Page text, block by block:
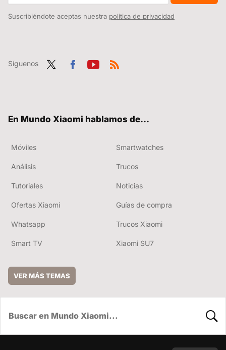
Suscribiéndote aceptas nuestra política de privacidad
Síguenos
En Mundo Xiaomi hablamos de...
Móviles Smartwatches
Análisis Trucos
Tutoriales Noticias
Ofertas Xiaomi Guías de compra
Whatsapp Trucos Xiaomi
Smart TV Xiaomi SU7
VER MÁS TEMAS